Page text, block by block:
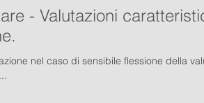
- Valutazioni
nel caso di sensibile flessione della